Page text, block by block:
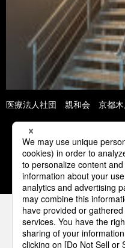
医療法人社団 親和会 京都木
1 2 3
パナソニックの電